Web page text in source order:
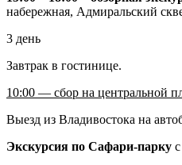
набережная, Адмиральский
3 день
Завтрак в гостинице.
10:00 — сбор на центральной
Выезд из Владивостока на
Экскурсия по Сафари-парку